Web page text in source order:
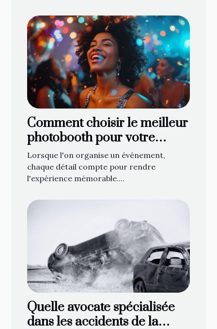
Comment choisir le meilleur
photobooth pour votre
événement
Lorsque l'on organise un événement,
chaque détail compte pour rendre
l'expérience mémorable....
Quelle avocate spécialisée
dans les accidents de la